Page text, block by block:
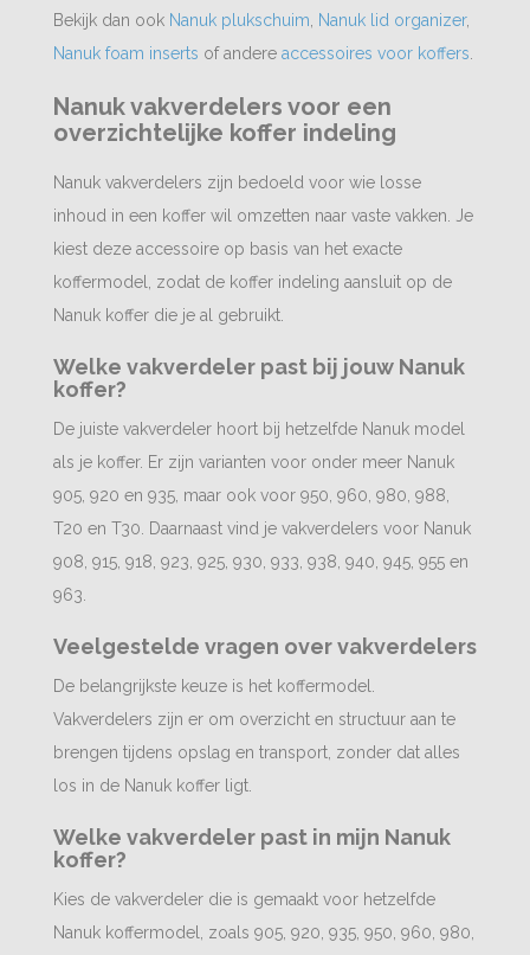
Bekijk dan ook Nanuk plukschuim Nanuk lid organizer,
Nanuk foam inserts of andere accessoires voor koffers
Nanuk vakverdelers voor een
overzichtelijke koffer indeling
Nanuk vakverdelers zijn bedoeld voor wie losse
inhoud in een koffer wil omzetten naar vaste vakken. Je
kiest deze accessoire op basis van het exacte
koffermodel, zodat de koffer indeling aansluit op de
Nanuk koffer die je al gebruikt.
Welke vakverdeler past bij jouw Nanuk
koffer?
De juiste vakverdeler hoort bij hetzelfde Nanuk model
als je koffer. Er zijn varianten voor onder meer Nanuk
905, 920 en 935, maar ook voor 950, 960, 980, 988,
T20 en T30. Daarnaast vind je vakverdelers voor Nanuk
908, 915, 918, 923, 925, 930, 933, 938, 940, 945, 955 en
963.
Veelgestelde vragen over vakverdelers
De belangrijkste keuze is het koffermodel.
Vakverdelers zijn er om overzicht en structuur aan te
brengen tijdens opslag en transport, zonder dat alles
los in de Nanuk koffer ligt.
Welke vakverdeler past in mijn Nanuk
koffer?
Kies de vakverdeler die is gemaakt voor hetzelfde
Nanuk koffermodel, zoals 905, 920, 935, 950, 960, 980,